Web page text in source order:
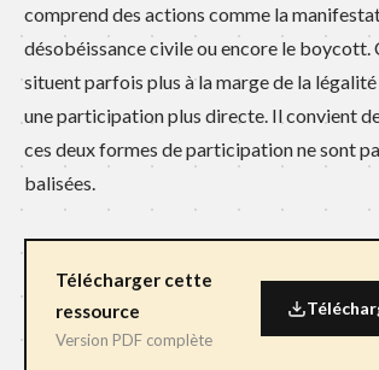
comprend des actions comme la
désobéissance civile ou encore le boycott.
situent parfois plus à la marge de la
une participation plus directe. Il convient
ces deux formes de participation ne sont
balisées.
Télécharger cette
ressource
Version PDF complète